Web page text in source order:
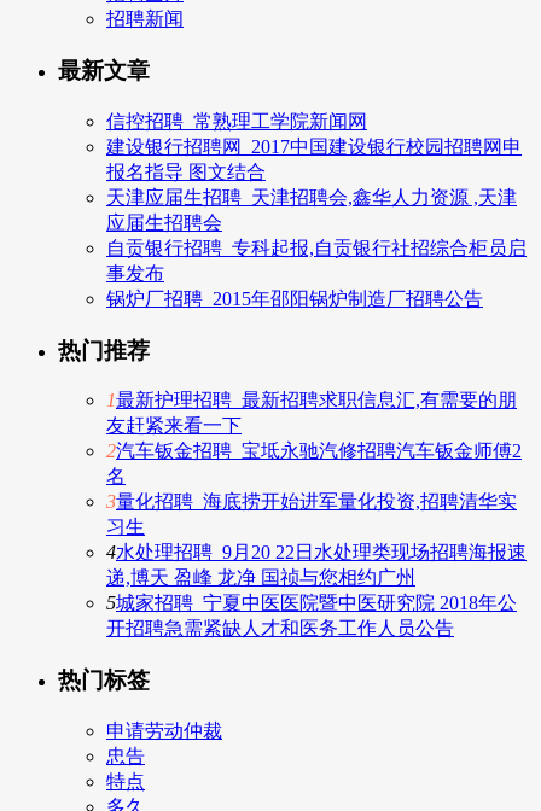
招聘新闻
最新文章
信控招聘_常熟理工学院新闻网
建设银行招聘网_2017中国建设银行校园招聘网申
报名指导 图文结合
天津应届生招聘_天津招聘会,鑫华人力资源 ,天津
应届生招聘会
自贡银行招聘_专科起报,自贡银行社招综合柜员启
事发布
锅炉厂招聘_2015年邵阳锅炉制造厂招聘公告
热门推荐
1最新护理招聘_最新招聘求职信息汇,有需要的朋
友赶紧来看一下
2汽车钣金招聘_宝坻永驰汽修招聘汽车钣金师傅2
名
3量化招聘_海底捞开始进军量化投资,招聘清华实
习生
4水处理招聘_9月20 22日水处理类现场招聘海报速
递,博天 盈峰 龙净 国祯与您相约广州
5城家招聘_宁夏中医医院暨中医研究院 2018年公
开招聘急需紧缺人才和医务工作人员公告
热门标签
申请劳动仲裁
忠告
特点
多久